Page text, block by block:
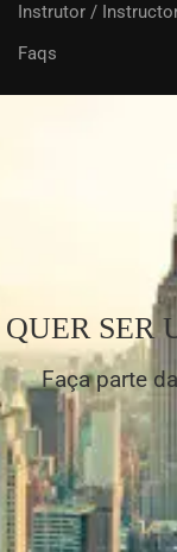
Instrutor /
Faqs
QUER SER
Faça parte